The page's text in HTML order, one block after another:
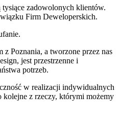
zadowolonych klientów.
Firm Deweloperskich.
z Poznania, a tworzone przez nas
jest przestrzenne i
potrzeb.
w realizacji indywidualnych
kolejne z rzeczy, którymi możemy